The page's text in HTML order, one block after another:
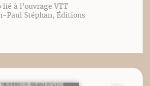
lié à l’ouvrage VTT
Paul Stéphan, Éditions